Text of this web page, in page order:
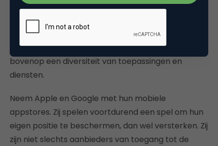
er onder welke voorwaarden toegang krijgt tot het
platform (lees: het netwerk, internet). Ook hier kan
onderscheid gemaakt worden tussen het platform
zelf (‘internet’, de basale infrastructuur) en daar
bovenop een diversiteit van toepassingen en
diensten.
Neem Apple en Google met hun mobiele
appstores. Zij spelen voortdurend een spel om hun
eigen positie te beschermen, dan wel versterken. Zij
zijn niet slechts aanbieders van toegang tot de